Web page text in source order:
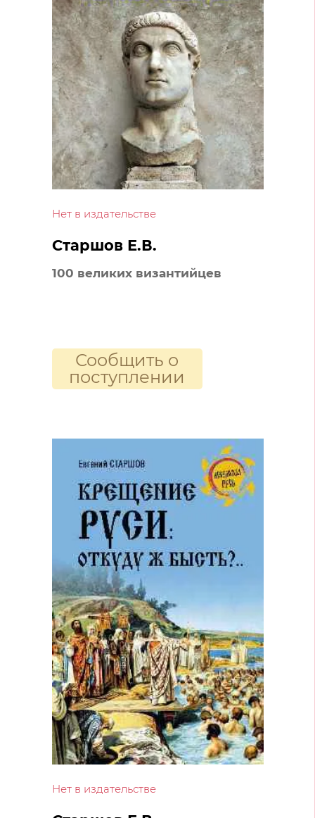
Нет в издательстве
Старшов Е.В.
100 великих византийцев
Сообщить о
поступлении
Нет в издательстве